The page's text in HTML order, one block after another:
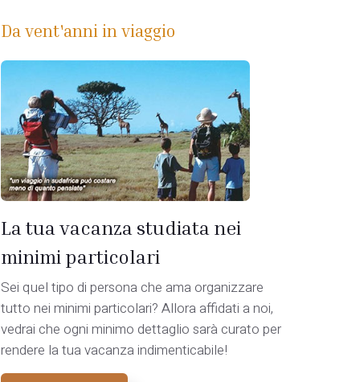
Da vent'anni in viaggio
La tua vacanza studiata nei
minimi particolari
Sei quel tipo di persona che ama organizzare
tutto nei minimi particolari? Allora affidati a noi,
vedrai che ogni minimo dettaglio sarà curato per
rendere la tua vacanza indimenticabile!